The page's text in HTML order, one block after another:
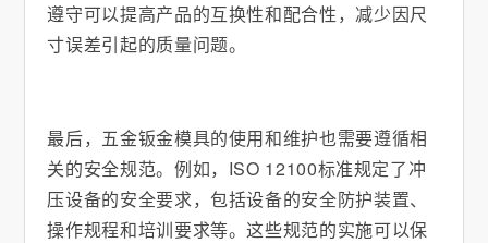
遵守可以提高产品的互换性和配合性，减少因尺
寸误差引起的质量问题。
最后，五金钣金模具的使用和维护也需要遵循相
关的安全规范。例如，ISO 12100标准规定了冲
压设备的安全要求，包括设备的安全防护装置、
操作规程和培训要求等。这些规范的实施可以保